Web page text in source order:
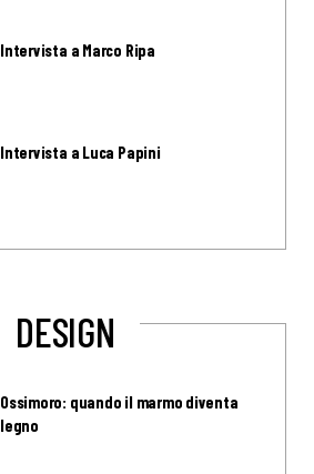
Intervista a Marco Ripa
Intervista a Luca Papini
DESIGN
Ossimoro: quando il marmo diventa
legno